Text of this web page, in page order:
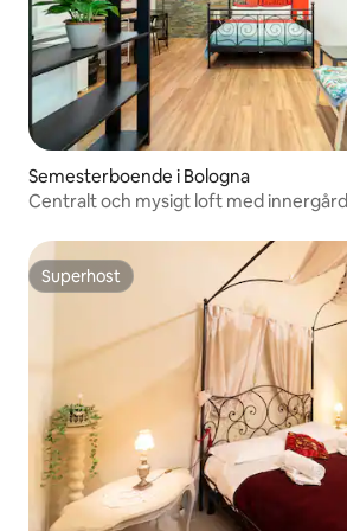
Semesterboende i Bologna
Centralt och mysigt loft med innergård
Superhost
Superhost